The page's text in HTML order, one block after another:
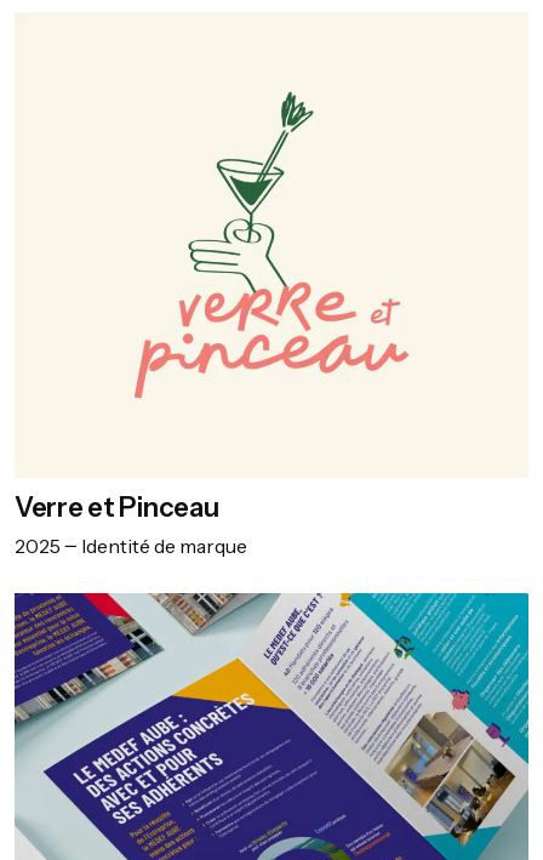
Verre et Pinceau
2025 Identité de marque